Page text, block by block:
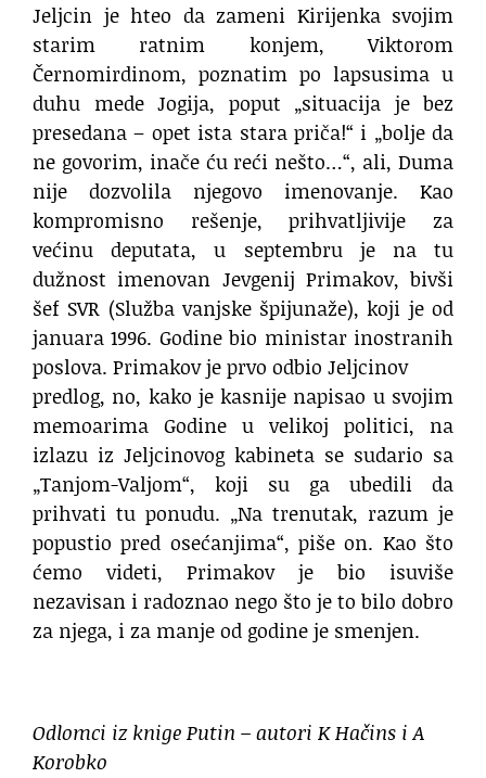
Jeljcin je hteo da zameni Kirijenka svojim
starim ratnim konjem, Viktorom
Černomirdinom, poznatim po lapsusima u
duhu mede Jogija, poput „situacija je bez
presedana – opet ista stara priča!“ i „bolje da
ne govorim, inače ću reći nešto…“, ali, Duma
nije dozvolila njegovo imenovanje. Kao
kompromisno rešenje, prihvatljivije za
većinu deputata, u septembru je na tu
dužnost imenovan Jevgenij Primakov, bivši
šef SVR (Služba vanjske špijunaže), koji je od
januara 1996. Godine bio ministar inostranih
poslova. Primakov je prvo odbio Jeljcinov
predlog, no, kako je kasnije napisao u svojim
memoarima Godine u velikoj politici, na
izlazu iz Jeljcinovog kabineta se sudario sa
„Tanjom-Valjom“, koji su ga ubedili da
prihvati tu ponudu. „Na trenutak, razum je
popustio pred osećanjima“, piše on. Kao što
ćemo videti, Primakov je bio isuviše
nezavisan i radoznao nego što je to bilo dobro
za njega, i za manje od godine je smenjen.
Odlomci iz knige Putin – autori K Hačins i A
Korobko